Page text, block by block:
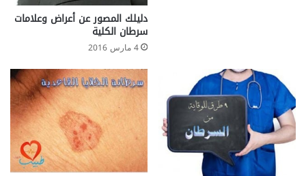
دليلك المصور عن أعراض وعلامات
سرطان الكلية
4 مارس 2016